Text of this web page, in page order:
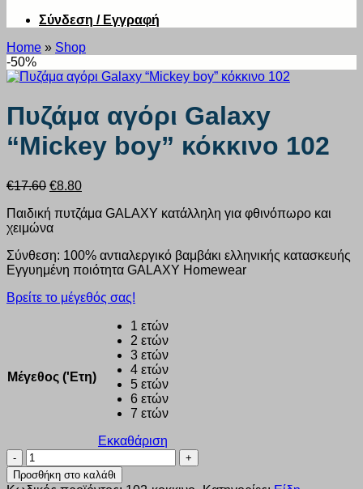
Σύνδεση / Εγγραφή
Home » Shop
-50%
Πυζάμα αγόρι Galaxy
“Mickey boy” κόκκινο 102
€17.60 Original
was:
€17.60.
€8.80Η
τιμή
Παιδική πυτζάμα GALAXY κατάλληλη για φθινόπωρο και
χειμώνα
Σύνθεση: 100% αντιαλεργικό βαμβάκι ελληνικής κατασκευής
Εγγυημένη ποιότητα GALAXY Homewear
Βρείτε το μέγεθός σας!
Μέγεθος ('Ετη)
1 ετών
2 ετών
3 ετών
4 ετών
5 ετών
6 ετών
7 ετών
Εκκαθάριση
Πυζάμα
αγόρι
Galaxy
Προσθήκη στο καλάθι